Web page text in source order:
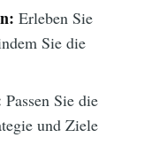
Erleben Sie
Sie die
Passen Sie die
und Ziele